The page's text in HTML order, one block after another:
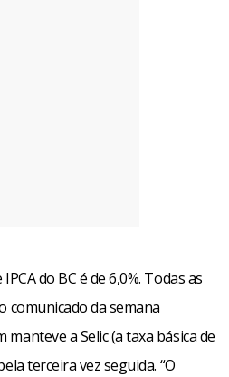
do BC é de 6,0%. Todas as
comunicado da semana
manteve a Selic (a taxa básica de
terceira vez seguida. “O